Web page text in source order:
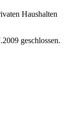
Haushalten
geschlossen.